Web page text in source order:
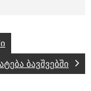
ბავშვებში